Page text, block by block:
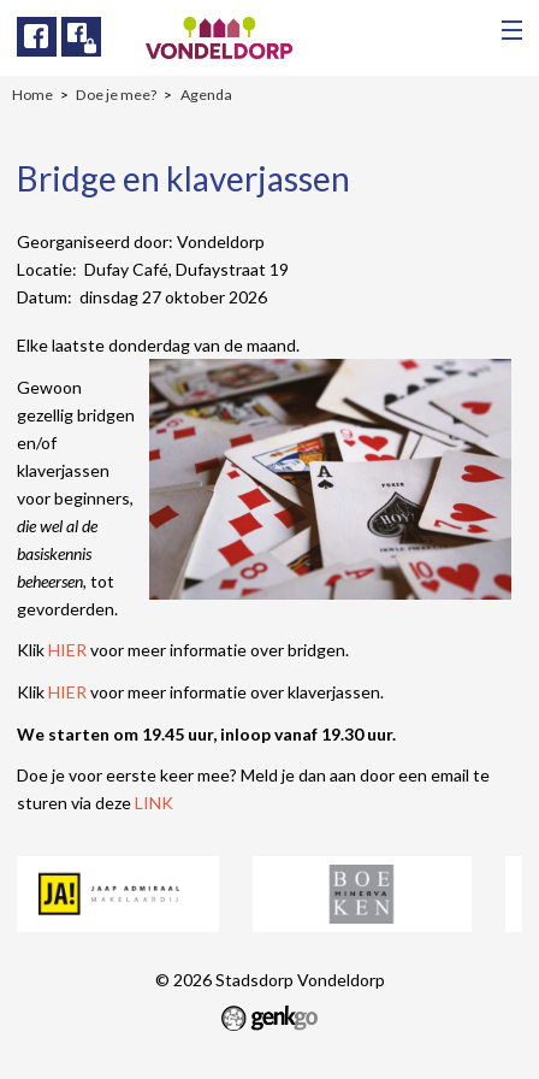
Facebook
Home Doe je mee? Agenda
Bridge en klaverjassen
Georganiseerd door: Vondeldorp
Locatie: Dufay Café, Dufaystraat 19
Datum: dinsdag 27 oktober 2026
Elke laatste donderdag van de maand.
Gewoon
gezellig bridgen
en/of
klaverjassen
voor beginners,
die wel al de
basiskennis
beheersen, tot
gevorderden.
KlikHIERvoor meer informatie over bridgen.
KlikHIER voor meer informatie over klaverjassen.
We starten om 19.45 uur, inloop vanaf 19.30 uur.
Doe je voor eerste keer mee? Meld je dan aan door een email te
sturen via dezeLINK
© 2026Stadsdorp Vondeldorp